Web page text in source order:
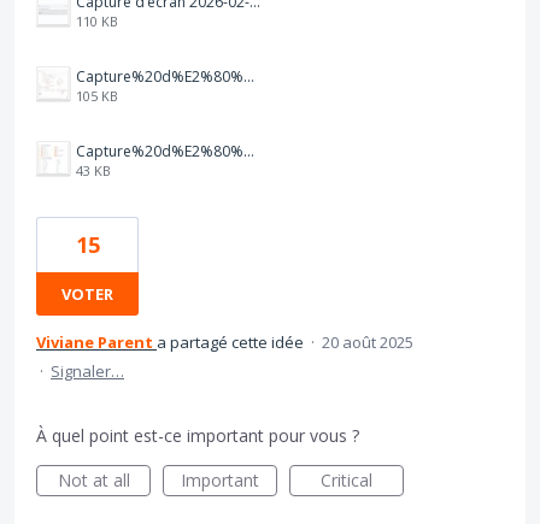
110 KB
Capture%20d%E2%80%99%C3%A9cran%202025-08-20%20085123.jpg
105 KB
Capture%20d%E2%80%99%C3%A9cran%202025-08-19%20162550.jpg
43 KB
15
VOTER
Viviane Parent a partagé cette idée · 20 août 2025
· Signaler…
À quel point est-ce important pour vous ?
Not at all
Important Critical